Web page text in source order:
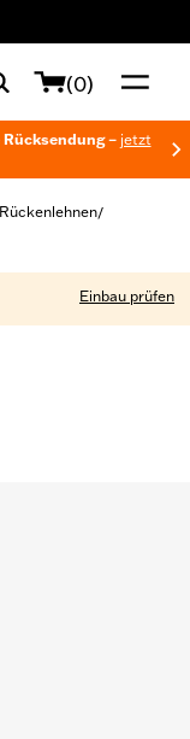
(0)
– jetzt
/
Einbau prüfen